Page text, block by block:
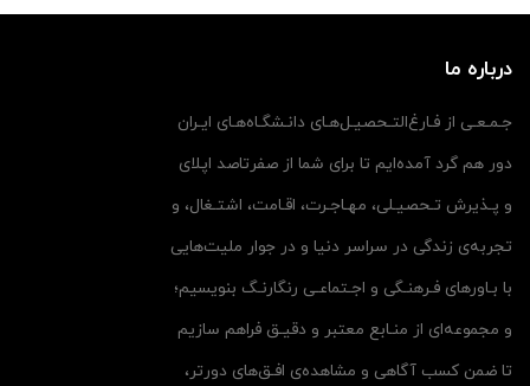
درباره ما
جـمـعـی از فـارغ‌التـحصیـل‌هـای دانـشگـاه‌هـای ایـران
دور هم گرد آمده‌ایم تا برای شما از صفرتاصد اپلای
و پـذیرش تـحصیـلی، مهـاجـرت، اقـامت، اشتـغال، و
تجربه‌ی زندگی در سراسر دنیا و در جوار ملیت‌هایی
با بـاورهای فـرهنـگی و اجـتماعـی رنگارنـگ بنویسیم؛
و مجموعه‌ای از منـابع معتبر و دقیـق فراهم سازیم
تا ضمن کسب آگاهی و مشاهده‌ی افـق‌های دورتر،